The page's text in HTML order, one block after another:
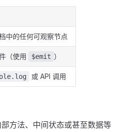
中的任何可观察节点
（使用 $emit ）
或 API 调用
方法、中间状态或甚至数据等